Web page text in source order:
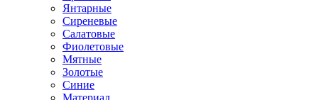
Янтарные
Сиреневые
Салатовые
Фиолетовые
Мятные
Золотые
Синие
Материал